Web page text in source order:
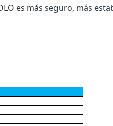
es más seguro, más